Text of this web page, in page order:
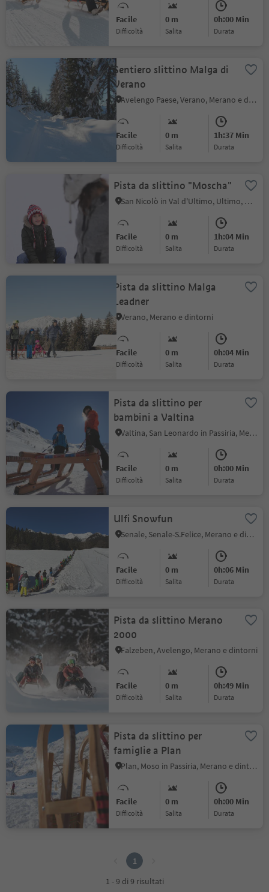
Facile
Difficoltà
0 m
Salita
0h:00 Min
durata
Sentiero slittino Malga di
Verano
Avelengo Paese, Verano, Merano e dintorni
Facile
Difficoltà
0 m
Salita
1h:37 Min
durata
Pista da slittino "Moscha"
San Nicolò in Val d'Ultimo, Ultimo, Merano e dintorni
Facile
Difficoltà
0 m
Salita
1h:04 Min
durata
Pista da slittino Malga
Leadner
Verano, Merano e dintorni
Facile
Difficoltà
0 m
Salita
0h:04 Min
durata
Pista da slittino per
bambini a Valtina
Valtina, San Leonardo in Passiria, Merano e dintorni
Facile
Difficoltà
0 m
Salita
0h:00 Min
durata
Ulfi Snowfun
Senale, Senale-S.Felice, Merano e dintorni
Facile
Difficoltà
0 m
Salita
0h:06 Min
durata
Pista da slittino Merano
2000
Falzeben, Avelengo, Merano e dintorni
Facile
Difficoltà
0 m
Salita
0h:49 Min
durata
Pista da slittino per
famiglie a Plan
Plan, Moso in Passiria, Merano e dintorni
Facile
Difficoltà
0 m
Salita
0h:00 Min
durata
1
1 - 9 di 9 risultati